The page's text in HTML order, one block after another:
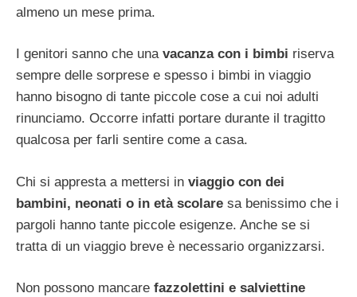
almeno un mese prima.
I genitori sanno che una vacanza con i bimbi riserva
sempre delle sorprese e spesso i bimbi in viaggio
hanno bisogno di tante piccole cose a cui noi adulti
rinunciamo. Occorre infatti portare durante il tragitto
qualcosa per farli sentire come a casa.
Chi si appresta a mettersi in viaggio con dei
bambini, neonati o in età scolare sa benissimo che i
pargoli hanno tante piccole esigenze. Anche se si
tratta di un viaggio breve è necessario organizzarsi.
Non possono mancare fazzolettini e salviettine